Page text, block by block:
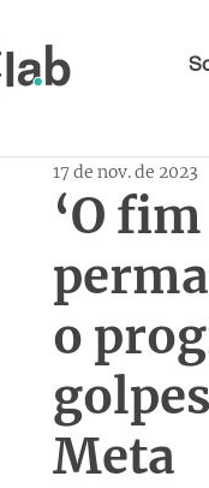
‘O
o
Meta
17 de nov. de 2023